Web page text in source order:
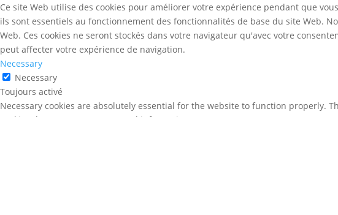
Ce site Web utilise des cookies pour améliorer votre expérience pendant que
ils sont essentiels au fonctionnement des fonctionnalités de base du site Web.
Web. Ces cookies ne seront stockés dans votre navigateur qu'avec votre
peut affecter votre expérience de navigation.
Necessary
Necessary
Toujours activé
Necessary cookies are absolutely essential for the website to function properly.
cookies do not store any personal information.